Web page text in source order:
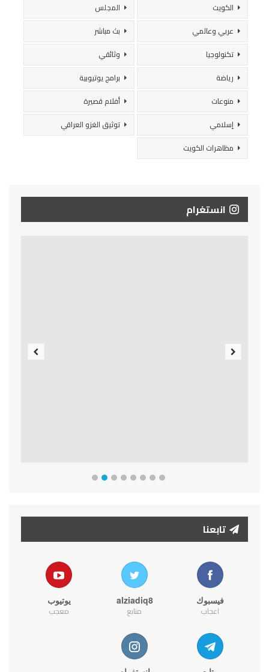
الكويت
المجلس
عربي وعالمي
بث مباشر
تكنولوجيا
وثائقي
رياضة
برامج يوتيوبية
منوعات
أفلام قصيرة
إسلامي
توثيق الغزو العراقي
مظاهرات الكويت
انستغرام
تابعنا
فيسبوك
اعجاب
alziadiq8
متابع
يوتيوب
معجب